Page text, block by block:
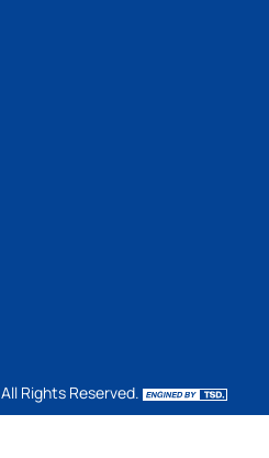
All Rights Reserved.